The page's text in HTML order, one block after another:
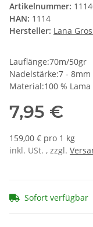
Artikelnummer:
HAN: 1114
Hersteller: Lana
Lauflänge:70m/50gr
Nadelstärke:7 - 8mm
Material:100 % Lama
7,95 €
159,00 € pro 1 kg
inkl. USt. , zzgl.
Sofort verfügbar